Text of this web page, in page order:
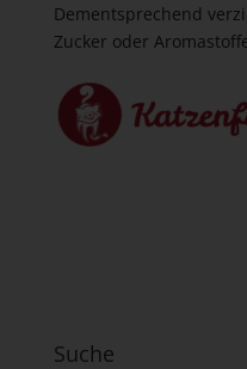
Dementsprechend
Zucker oder
Suche